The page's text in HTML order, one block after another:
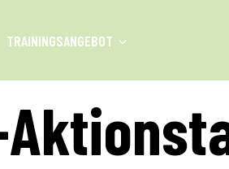
TRAININGSANGEBOT